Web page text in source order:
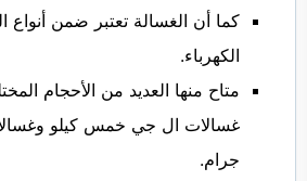
كما أن الغسالة تعتبر ضمن أنواع
الكهرباء.
متاح منها العديد من الأحجام
جرام.